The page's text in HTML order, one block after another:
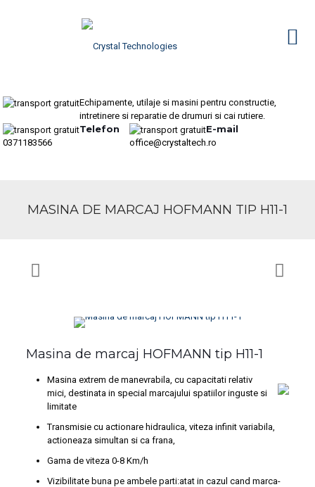
Echipamente, utilaje si masini pentru constructie,
intretinere si reparatie de drumuri si cai rutiere.
Telefon
0371183566
E-mail
office@crystaltech.ro
MASINA DE MARCAJ HOFMANN TIP H11-1
Masina de marcaj HOFMANN tip H11-1
Masina extrem de mane­vrabila, cu capacitati rela­tiv
mici, destinata in special marcajului spatiilor inguste si
limitate
Transmisie cu actionare hidraulica, viteza infinit variabila,
actioneaza simultan si ca frana,
Gama de viteza 0-8 Km/h
Vizibilitate buna pe ambele parti:atat in cazul cand marca­